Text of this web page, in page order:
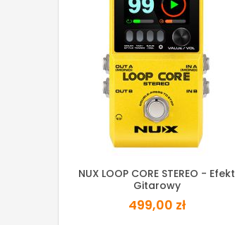
NUX LOOP CORE STEREO - Efekt
Gitarowy
499,00 zł